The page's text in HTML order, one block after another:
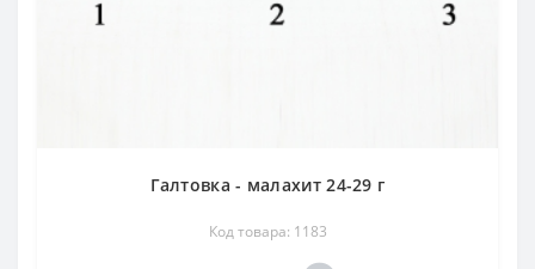
Галтовка - малахит 24-29 г
Код товара: 1183